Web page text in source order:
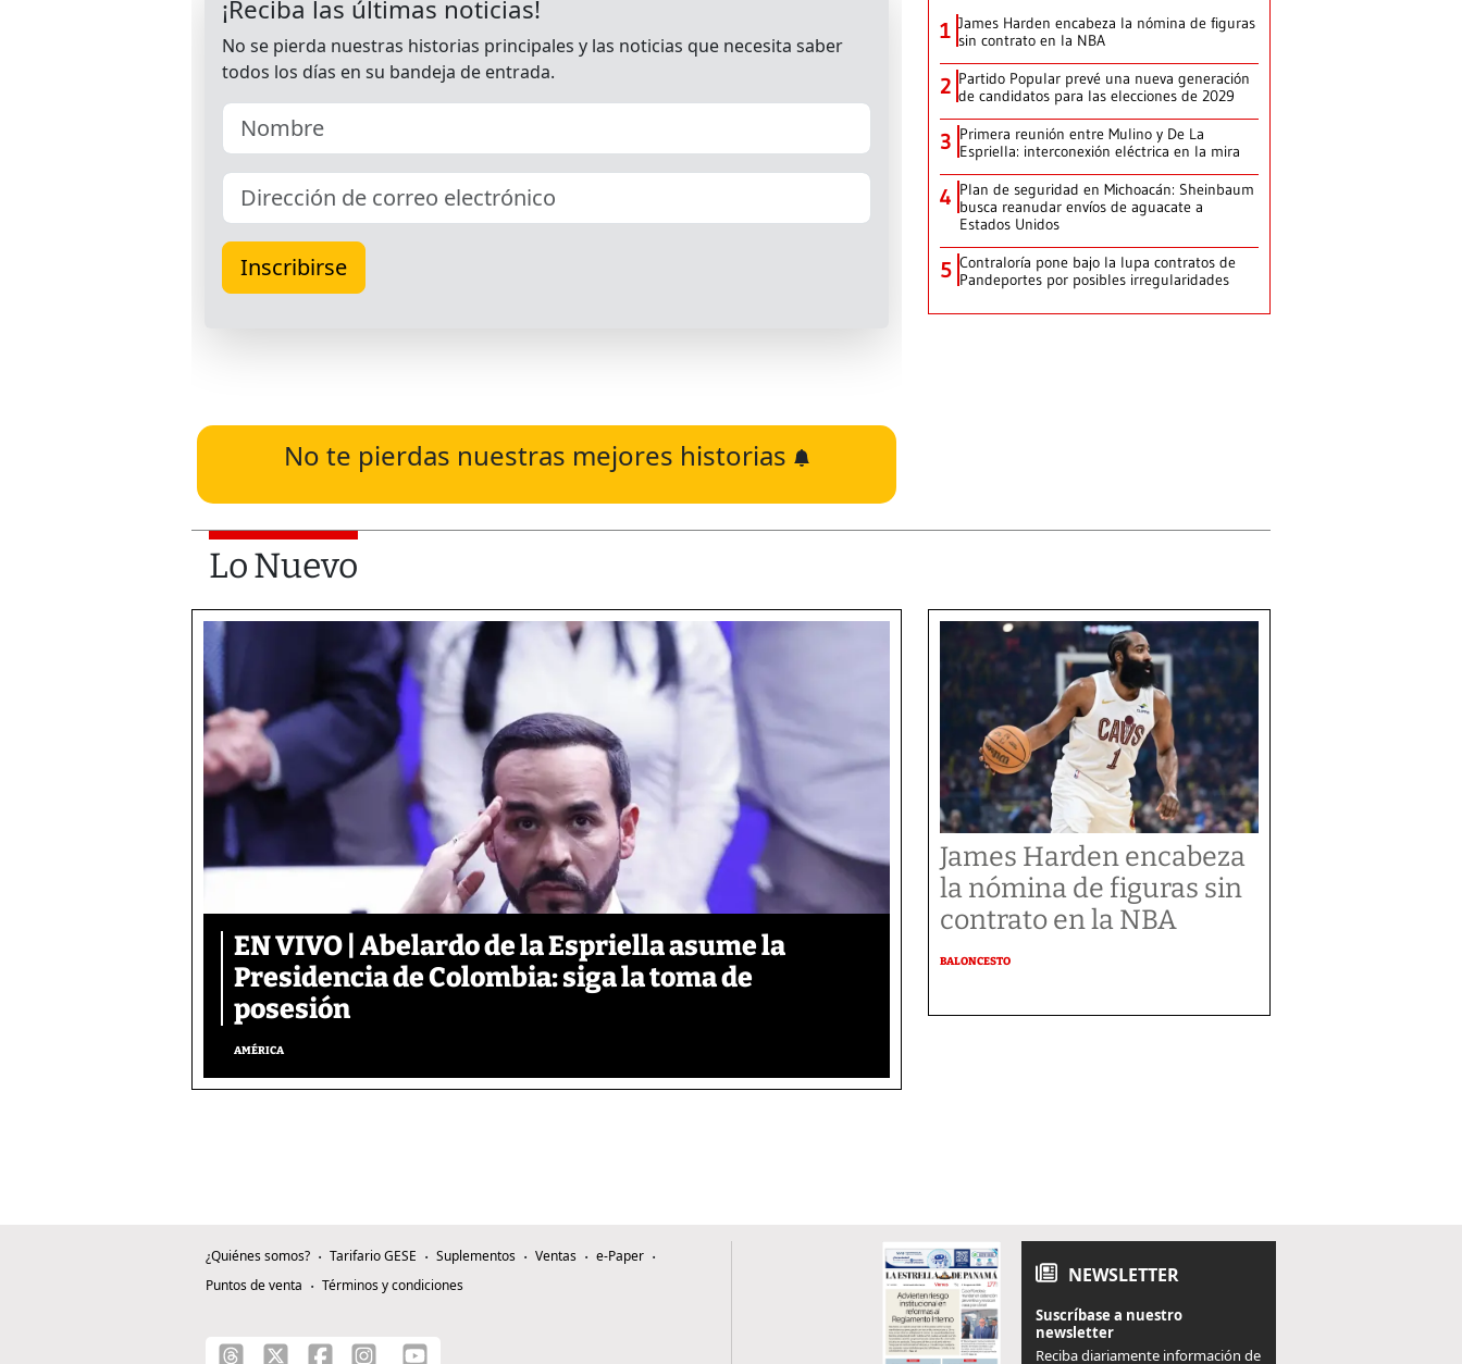
No te pierdas nuestras mejores historias
1 James Harden encabeza la nómina de figuras
sin contrato en la NBA
2 Partido Popular prevé una nueva generación
de candidatos para las elecciones de 2029
3 Primera reunión entre Mulino y De La
Espriella: interconexión eléctrica en la mira
4 Plan de seguridad en Michoacán: Sheinbaum
busca reanudar envíos de aguacate a
Estados Unidos
5 Contraloría pone bajo la lupa contratos de
Pandeportes por posibles irregularidades
Lo Nuevo
EN VIVO | Abelardo de la Espriella asume la
Presidencia de Colombia: siga la toma de
posesión
AMÉRICA
James Harden encabeza
la nómina de figuras sin
contrato en la NBA
BALONCESTO
¿Quiénes somos? Tarifario GESE Suplementos Ventas
e-Paper
Puntos de venta
Términos y condiciones NEWSLETTER
Suscríbase a nuestro
newsletter
Reciba diariamente información de